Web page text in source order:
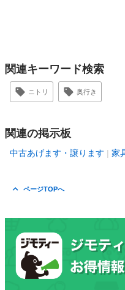
関連キーワード検索
ニトリ 奥行き
関連の掲示板
中古あげます・譲ります 家
ページTOPへ